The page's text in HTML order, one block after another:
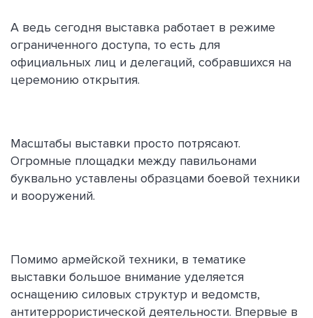
А ведь сегодня выставка работает в режиме
ограниченного доступа, то есть для
официальных лиц и делегаций, собравшихся на
церемонию открытия.
Масштабы выставки просто потрясают.
Огромные площадки между павильонами
буквально уставлены образцами боевой техники
и вооружений.
Помимо армейской техники, в тематике
выставки большое внимание уделяется
оснащению силовых структур и ведомств,
антитеррористической деятельности. Впервые в